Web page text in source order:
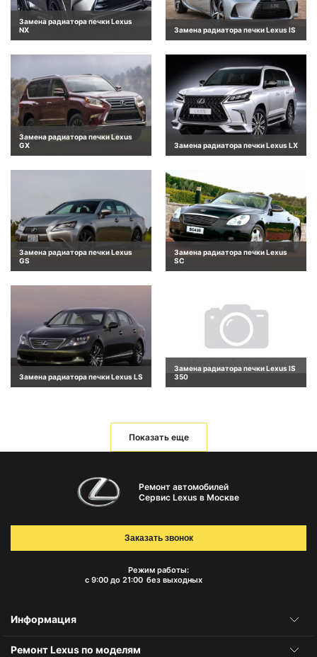
Замена радиатора печки Lexus
NX
Замена радиатора печки Lexus IS
Замена радиатора печки Lexus
GX
Замена радиатора печки Lexus LX
Замена радиатора печки Lexus
GS
Замена радиатора печки Lexus
SC
Замена радиатора печки Lexus LS
Замена радиатора печки Lexus IS
350
Показать еще
Ремонт автомобилей
Сервис Lexus в Москве
Режим работы:
с 9:00 до 21:00 без выходных
Заказать звонок
Информация
Ремонт Lexus по моделям